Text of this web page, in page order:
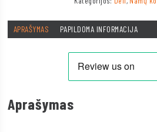
APRAŠYMAS PAPILDOMA INFORMACIJA
Aprašymas